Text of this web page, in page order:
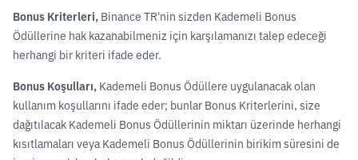
Bonus Kriterleri, Binance TR'nin sizden Kademeli Bonus
Ödüllerine hak kazanabilmeniz için karşılamanızı talep edeceği
herhangi bir kriteri ifade eder.
Bonus Koşulları, Kademeli Bonus Ödüllere uygulanacak olan
kullanım koşullarını ifade eder; bunlar Bonus Kriterlerini, size
dağıtılacak Kademeli Bonus Ödüllerinin miktarı üzerinde herhangi
kısıtlamaları veya Kademeli Bonus Ödüllerinin birikim süresini de